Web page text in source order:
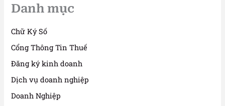
Danh mục
Chữ Ký Số
Cổng Thông Tin Thuế
Đăng ký kinh doanh
Dịch vụ doanh nghiệp
Doanh Nghiệp